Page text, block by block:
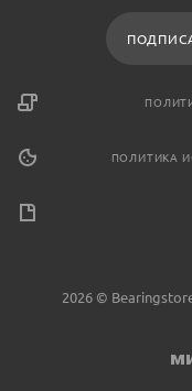
ПОЛИТИКА
2026 ©